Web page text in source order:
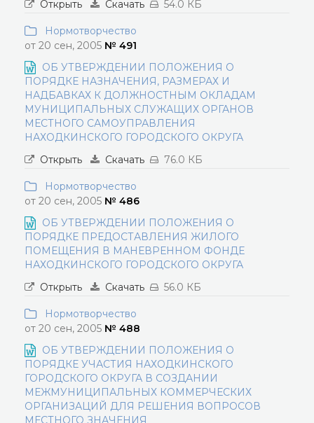
Открыть
Скачать 54.0 КБ
Нормотворчество
от 20 сен, 2005 № 491
ОБ УТВЕРЖДЕНИИ ПОЛОЖЕНИЯ О
ПОРЯДКЕ НАЗНАЧЕНИЯ, РАЗМЕРАХ И
НАДБАВКАХ К ДОЛЖНОСТНЫМ ОКЛАДАМ
МУНИЦИПАЛЬНЫХ СЛУЖАЩИХ ОРГАНОВ
МЕСТНОГО САМОУПРАВЛЕНИЯ
НАХОДКИНСКОГО ГОРОДСКОГО ОКРУГА
Открыть
Скачать 76.0 КБ
Нормотворчество
от 20 сен, 2005 № 486
ОБ УТВЕРЖДЕНИИ ПОЛОЖЕНИЯ О
ПОРЯДКЕ ПРЕДОСТАВЛЕНИЯ ЖИЛОГО
ПОМЕЩЕНИЯ В МАНЕВРЕННОМ ФОНДЕ
НАХОДКИНСКОГО ГОРОДСКОГО ОКРУГА
Открыть
Скачать 56.0 КБ
Нормотворчество
от 20 сен, 2005 № 488
ОБ УТВЕРЖДЕНИИ ПОЛОЖЕНИЯ О
ПОРЯДКЕ УЧАСТИЯ НАХОДКИНСКОГО
ГОРОДСКОГО ОКРУГА В СОЗДАНИИ
МЕЖМУНИЦИПАЛЬНЫХ КОММЕРЧЕСКИХ
ОРГАНИЗАЦИЙ ДЛЯ РЕШЕНИЯ ВОПРОСОВ
МЕСТНОГО ЗНАЧЕНИЯ